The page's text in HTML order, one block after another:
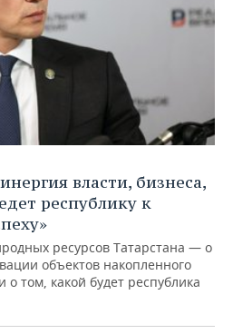
власти, бизнеса,
республику к
ресурсов Татарстана — о
объектов накопленного
том, какой будет республика